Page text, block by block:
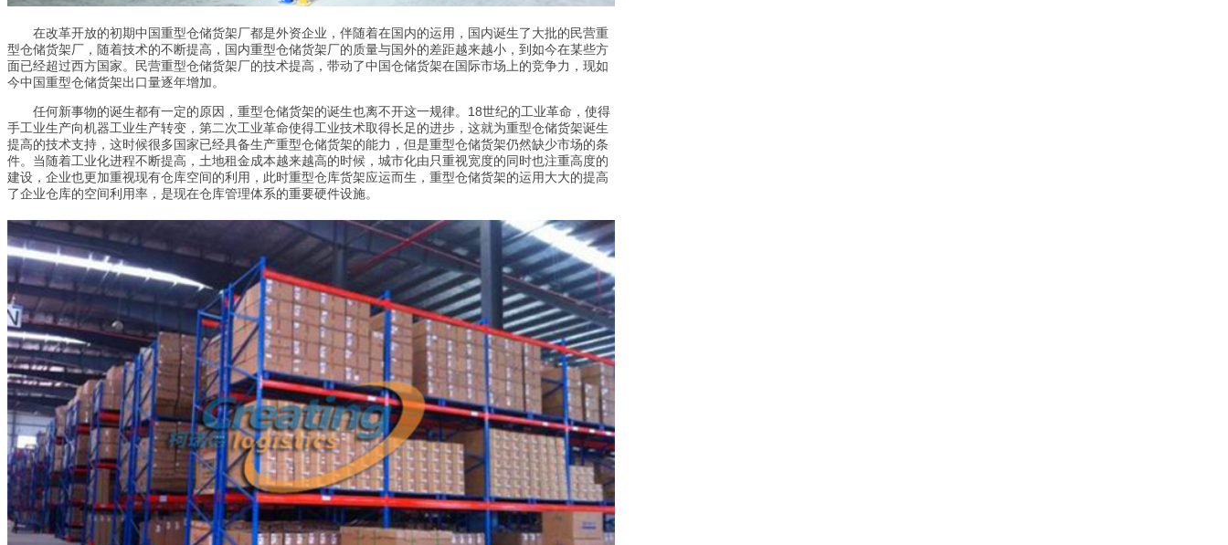
在改革开放的初期中国重型仓储货架厂都是外资企业，伴随着在国内的运用，国内诞生了大批的民营重
型仓储货架厂，随着技术的不断提高，国内重型仓储货架厂的质量与国外的差距越来越小，到如今在某些方
面已经超过西方国家。民营重型仓储货架厂的技术提高，带动了中国仓储货架在国际市场上的竞争力，现如
今中国重型仓储货架出口量逐年增加。
任何新事物的诞生都有一定的原因，重型仓储货架的诞生也离不开这一规律。18世纪的工业革命，使得
手工业生产向机器工业生产转变，第二次工业革命使得工业技术取得长足的进步，这就为重型仓储货架诞生
提高的技术支持，这时候很多国家已经具备生产重型仓储货架的能力，但是重型仓储货架仍然缺少市场的条
件。当随着工业化进程不断提高，土地租金成本越来越高的时候，城市化由只重视宽度的同时也注重高度的
建设，企业也更加重视现有仓库空间的利用，此时重型仓库货架应运而生，重型仓储货架的运用大大的提高
了企业仓库的空间利用率，是现在仓库管理体系的重要硬件设施。